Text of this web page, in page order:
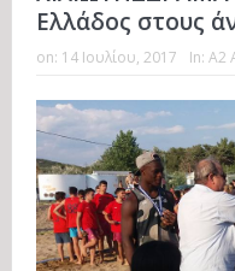
Ελλάδος στους
on: 14 Ιουλίου, 2017 In: Α2